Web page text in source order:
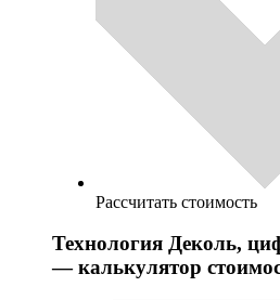
Рассчитать стоимость
Технология Деколь,
— калькулятор